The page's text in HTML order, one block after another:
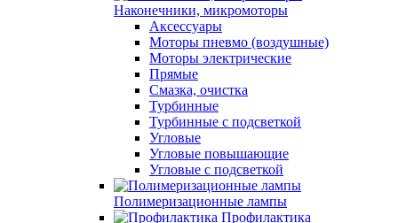
Наконечники, микромоторы
Аксессуары
Моторы пневмо (воздушные)
Моторы электрические
Прямые
Смазка, очистка
Турбинные
Турбинные с подсветкой
Угловые
Угловые повышающие
Угловые с подсветкой
Полимеризационные лампы
Профилактика